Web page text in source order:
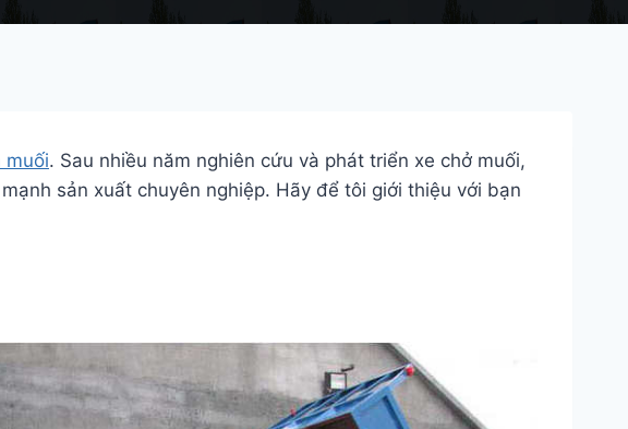
muối. Sau nhiều năm nghiên cứu và phát triển xe chở muối,
sản xuất chuyên nghiệp. Hãy để tôi giới thiệu với bạn